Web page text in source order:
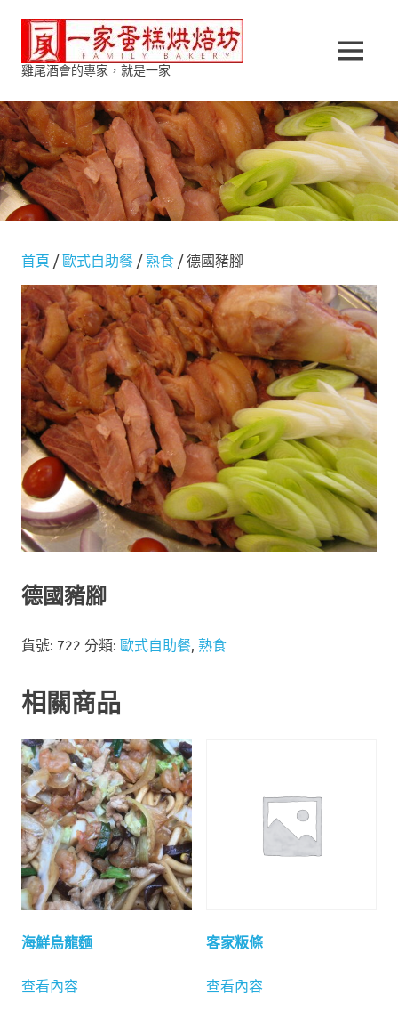
content
蛋
糕
烘
坊
雞尾酒會的專家，就是一家
MENU
首頁 /歐式自助餐 /熟食 / 德國豬腳
德國豬腳
貨號: 722 分類: 歐式自助餐 熟食
相關商品
海鮮烏龍麵
查看內容
客家粄條
查看內容